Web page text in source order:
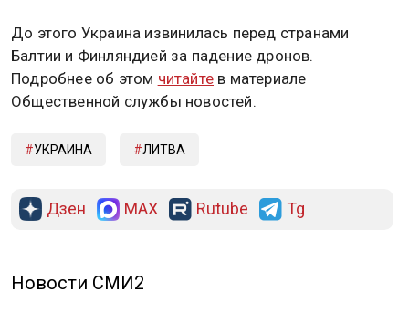
До этого Украина извинилась перед странами
Балтии и Финляндией за падение дронов.
Подробнее об этом читайте в материале
Общественной службы новостей.
УКРАИНА ЛИТВА
Дзен MAX Rutube Tg
Новости СМИ2